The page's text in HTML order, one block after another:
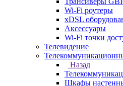
Wi-Fi роутеры
xDSL
Аксессуары
Wi-Fi точки
Телевидение
Назад
Шкафы